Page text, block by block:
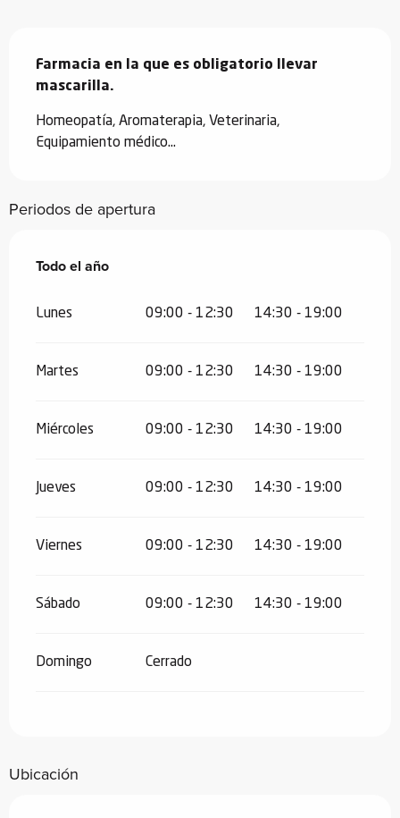
Farmacia en la que es obligatorio llevar
mascarilla.
Homeopatía, Aromaterapia, Veterinaria,
Equipamiento médico...
Periodos de apertura
Todo el año
Todo el año
Lunes 09:00 - 12:30 14:30 - 19:00
Martes 09:00 - 12:30 14:30 - 19:00
Miércoles 09:00 - 12:30 14:30 - 19:00
Jueves 09:00 - 12:30 14:30 - 19:00
Viernes 09:00 - 12:30 14:30 - 19:00
Sábado 09:00 - 12:30 14:30 - 19:00
Domingo Cerrado
Ubicación